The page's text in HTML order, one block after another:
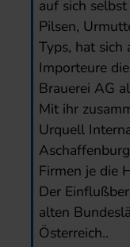
auf sich
Pilsen,
Typs, hat sich
Importeure
Brauerei AG
Mit ihr
Urquell
Firmen je die
Der
alten
Österreich..